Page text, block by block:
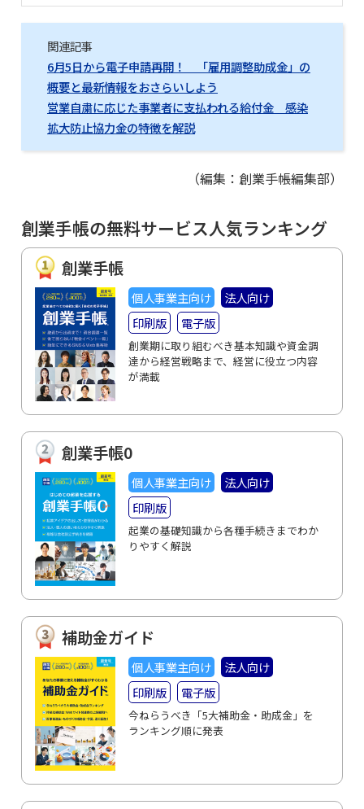
関連記事
6月5日から電子申請再開！ 「雇用調整助成金」の
概要と最新情報をおさらいしよう
営業自粛に応じた事業者に支払われる給付金 感染
拡大防止協力金の特徴を解説
（編集：創業手帳編集部）
創業手帳の無料サービス人気ランキング
創業手帳
個人事業主向け
法人向け
印刷版
電子版
創業期に取り組むべき基本知識や資金調
達から経営戦略まで、経営に役立つ内容
が満載
創業手帳0
個人事業主向け
法人向け
印刷版
起業の基礎知識から各種手続きまでわか
りやすく解説
補助金ガイド
個人事業主向け
法人向け
印刷版
電子版
今ねらうべき「5大補助金・助成金」を
ランキング順に発表